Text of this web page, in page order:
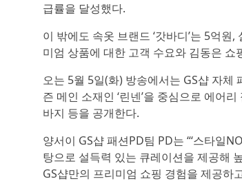
급률을 달성했다.
이 밖에도 속옷 브랜드 ‘갓바디’는 5억
미엄 상품에 대한 고객 수요와 김동은
오는 5월 5일(화) 방송에서는 GS샵 자체
즌 메인 소재인 ‘린넨’을 중심으로 에어
바지 등을 공개한다.
양서이 GS샵 패션PD팀 PD는 “‘스타일
탕으로 설득력 있는 큐레이션을 제공해
GS샵만의 프리미엄 쇼핑 경험을 제공하